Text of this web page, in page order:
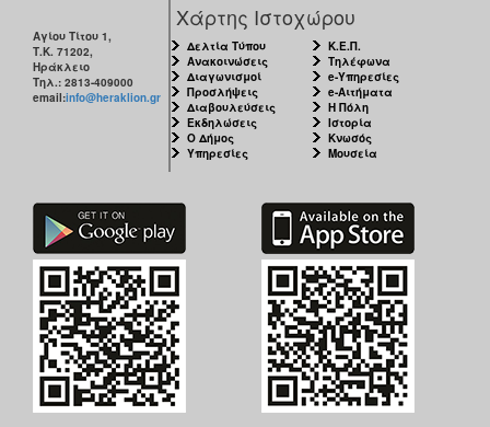
Αγίου Τίτου 1,
Τ.Κ. 71202,
Ηράκλειο
Τηλ.: 2813-409000
email:info@heraklion.gr
Χάρτης Ιστοχώρου
Δελτία Τύπου
Ανακοινώσεις
Διαγωνισμοί
Προσλήψεις
Διαβουλεύσεις
Εκδηλώσεις
Ο Δήμος
Υπηρεσίες
Κ.Ε.Π.
Τηλέφωνα
e-Υπηρεσίες
e-Αιτήματα
Η Πόλη
Ιστορία
Κνωσός
Μουσεία